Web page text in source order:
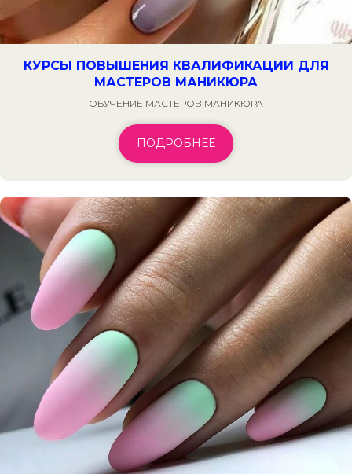
КУРСЫ ПОВЫШЕНИЯ КВАЛИФИКАЦИИ ДЛЯ
МАСТЕРОВ МАНИКЮРА
ОБУЧЕНИЕ МАСТЕРОВ МАНИКЮРА
ПОДРОБНЕЕ